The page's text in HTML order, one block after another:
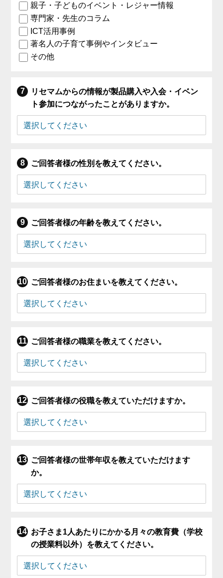
親子・子どものイベント・レジャー情報
専門家・先生のコラム
ICT活用事例
著名人の子育て事例やインタビュー
その他
リセマムからの情報が製品購入や入会・イベン
ト参加につながったことがありますか。
ご回答者様の性別を教えてください。
ご回答者様の年齢を教えてください。
ご回答者様のお住まいを教えてください。
ご回答者様の職業を教えてください。
ご回答者様の役職を教えていただけますか。
ご回答者様の世帯年収を教えていただけます
か。
お子さま1人あたりにかかる月々の教育費（学校
の授業料以外）を教えてください。